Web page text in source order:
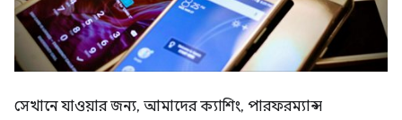
সেখানে যাওয়ার জন্য, আমাদের ক্যাশিং, পারফরম্যান্স